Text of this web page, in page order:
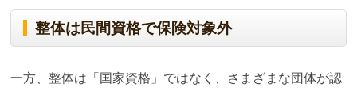
整体は民間資格で保険対象外
一方、整体は「国家資格」ではなく、さまざまな団体が認